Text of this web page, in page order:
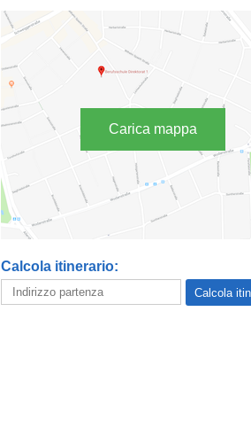
Carica mappa
Calcola itinerario: